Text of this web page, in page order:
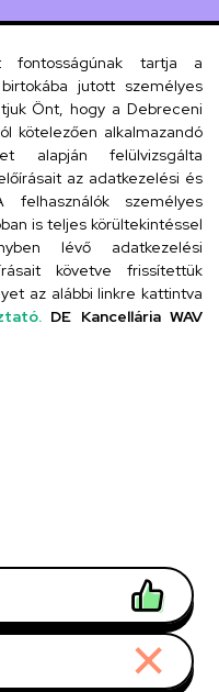
utca 33.
Unideb
fontosságúnak tartja a
jutott személyes
Önt, hogy a Debreceni
kötelezően alkalmazandó
alapján felülvizsgálta
az adatkezelési és
felhasználók személyes
is teljes körültekintéssel
lévő adatkezelési
követve frissítettük
az alábbi linkre kattintva
DE Kancellária WAV